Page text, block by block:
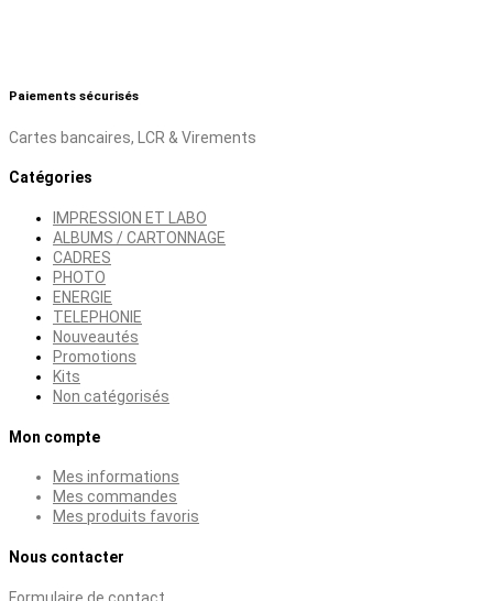
Paiements sécurisés
Cartes bancaires, LCR & Virements
Catégories
IMPRESSION ET LABO
ALBUMS / CARTONNAGE
CADRES
PHOTO
ENERGIE
TELEPHONIE
Nouveautés
Promotions
Kits
Non catégorisés
Mon compte
Mes informations
Mes commandes
Mes produits favoris
Nous contacter
Formulaire de contact